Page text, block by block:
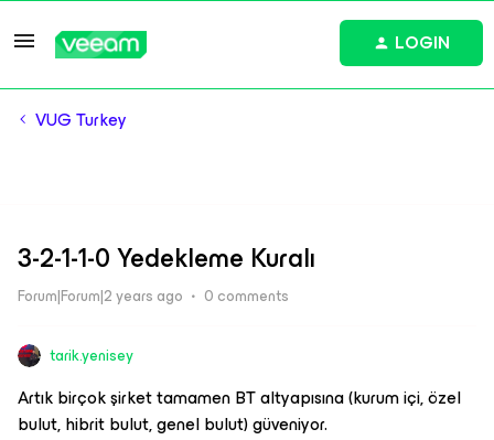
LOGIN
VUG Turkey
3-2-1-1-0 Yedekleme Kuralı
Forum|Forum|2 years ago 0 comments
tarik.yenisey
Artık birçok şirket tamamen BT altyapısına (kurum içi, özel
bulut, hibrit bulut, genel bulut) güveniyor.